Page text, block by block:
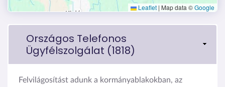
Leaflet | Map data ©Google
Országos Telefonos
Ügyfélszolgálat (1818)
Felvilágosítást adunk a kormányablakokban, az